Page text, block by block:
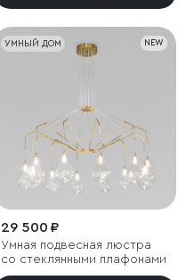
УМНЫЙ ДОМ NEW
29 500 ₽
Умная подвесная люстра
со стеклянными плафонами